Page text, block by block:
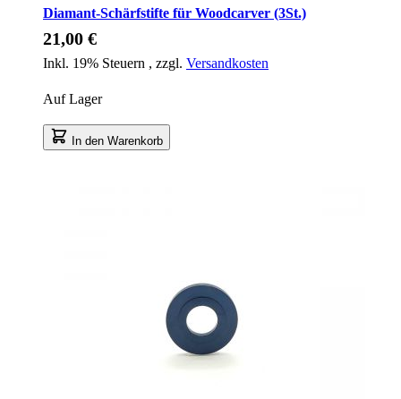
Diamant-Schärfstifte für Woodcarver (3St.)
21,00 €
Inkl. 19% Steuern , zzgl. Versandkosten
Auf Lager
In den Warenkorb